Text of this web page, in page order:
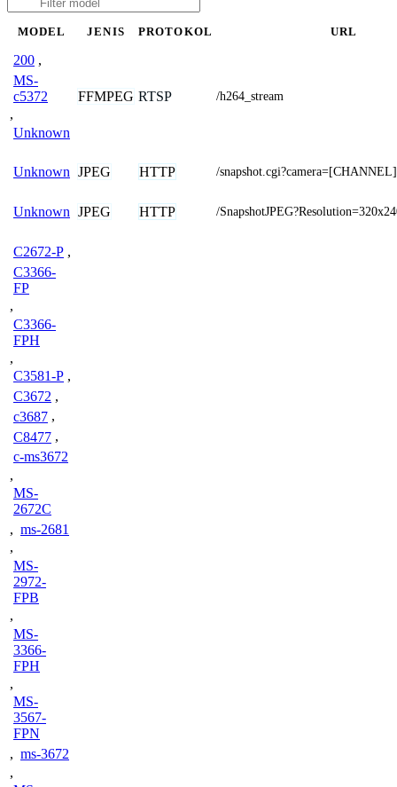
MODEL JENIS PROTOKOL URL
200 ,
MS-
c5372
,
Unknown
FFMPEG RTSP /h264_stream
Unknown JPEG HTTP /snapshot.cgi?camera=[CHANNEL]
Unknown JPEG HTTP /
C2672-P ,
C3366-
FP
,
C3366-
FPH
,
C3581-P ,
C3672 ,
c3687 ,
C8477 ,
c-ms3672
,
MS-
2672C
, ms-2681
,
MS-
2972-
FPB
,
MS-
3366-
FPH
,
MS-
3567-
FPN
, ms-3672
,